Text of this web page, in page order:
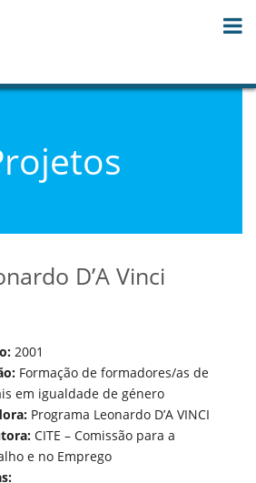
D’A Vinci
2001
Formação de formadores/as de
em igualdade de género
Programa Leonardo D’A VINCI
CITE – Comissão para a
e no Emprego